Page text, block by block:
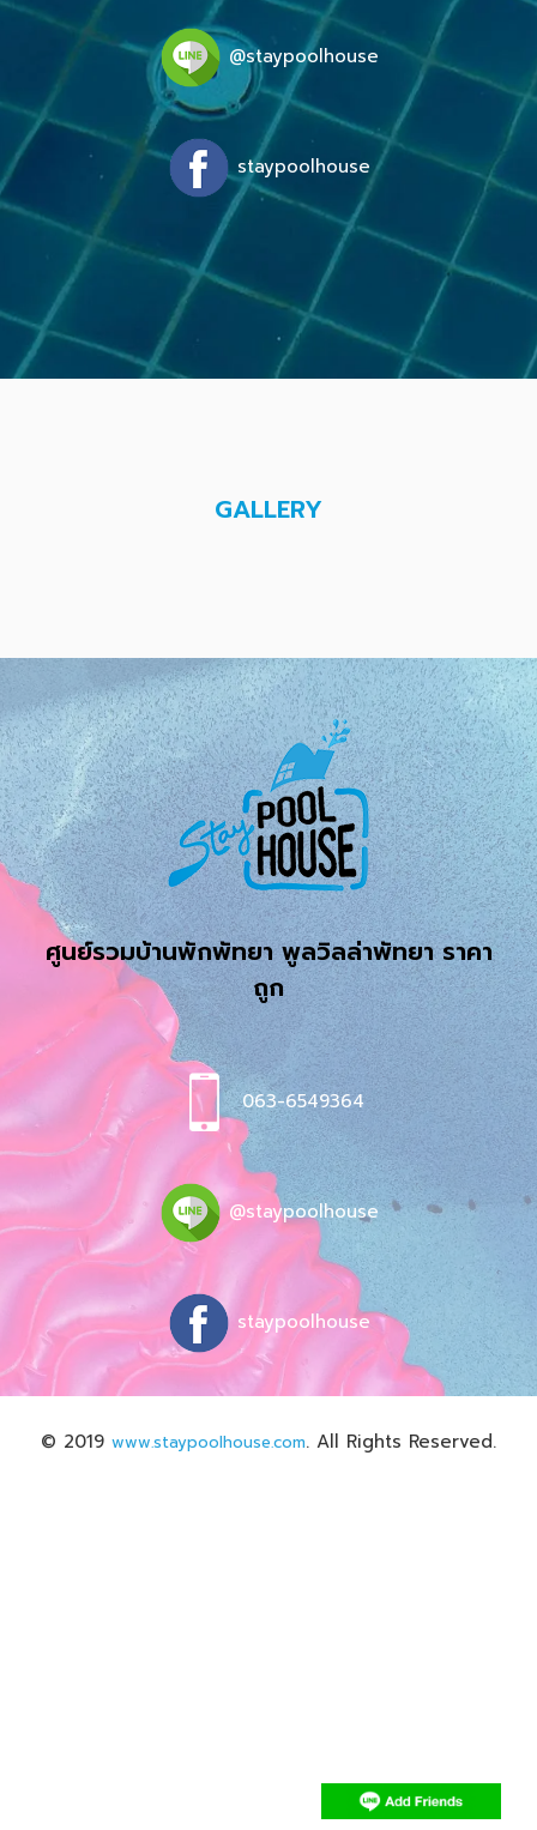
@staypoolhouse
staypoolhouse
GALLERY
ศูนย์รวมบ้านพักพัทยา พูลวิลล่าพัทยา ราคา
ถูก
063-6549364
@staypoolhouse
staypoolhouse
© 2019 www.staypoolhouse.com. All Rights Reserved.